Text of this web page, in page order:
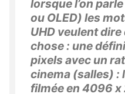
lorsque l’on
ou OLED) les
UHD veulent
chose : une
pixels avec un
cinema (salles) :
filmée en 4096 x